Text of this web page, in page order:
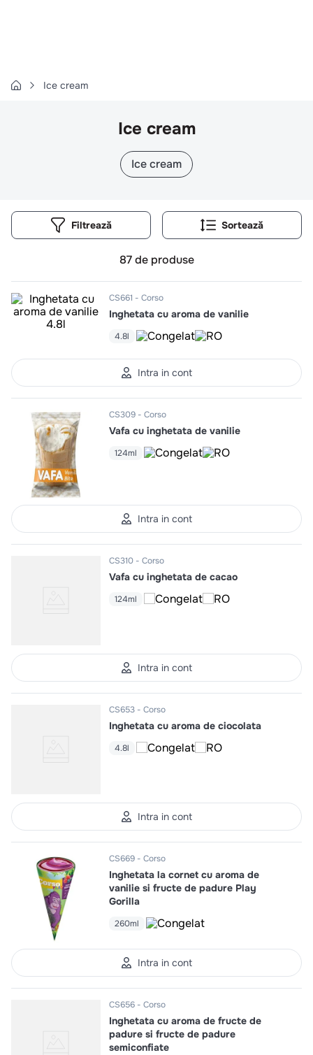
3.
pui
croissant
10.pizza
Ice cream
Ice cream
Ice cream
Filtrează
87de produse
CS661 Corso
Inghetata cu aroma de vanilie
4.8l
Intra in cont
CS309 Corso
Vafa cu inghetata de vanilie
124ml
Intra in cont
CS310 Corso
Vafa cu inghetata de cacao
124ml
Intra in cont
CS653 Corso
Inghetata cu aroma de ciocolata
4.8l
Intra in cont
CS669 Corso
Inghetata la cornet cu aroma de
vanilie si fructe de padure Play
Gorilla
260ml
Intra in cont
CS656 Corso
Inghetata cu aroma de fructe de
padure si fructe de padure
semiconfiate